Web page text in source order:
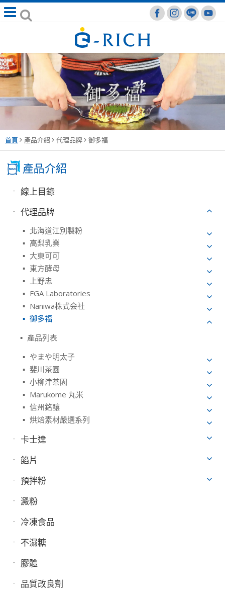
首頁 產品介紹 代理品牌 御多福
線上目錄
代理品牌
北海道江別製粉
高梨乳業
大東可可
東方酵母
上野忠
FGA Laboratories
Naniwa株式会社
御多福
產品列表
やまや明太子
斐川茶園
小柳津茶園
Marukome 丸米
信州銘釀
烘焙素材嚴選系列
卡士達
餡片
預拌粉
澱粉
冷凍食品
不濕糖
膠體
品質改良劑